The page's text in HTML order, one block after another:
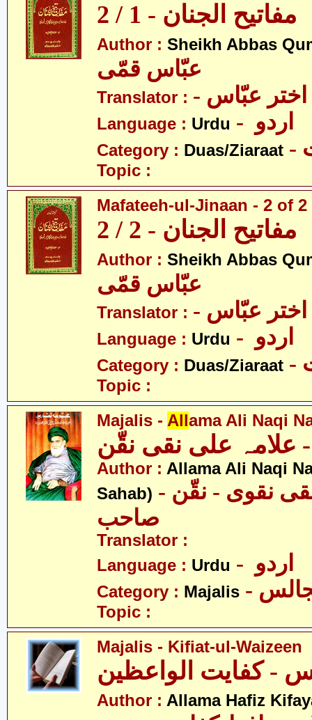
مفاتیح الجنان - 1 / 2
Author : Sheikh Abbas
عبّاس قمّی
Translator : اختر عبّاس
Language : Urdu
Category : Duas/Ziaraat
Topic :
Mafateeh-ul-Jinaan - 2 of 2
مفاتیح الجنان - 2 / 2
Author : Sheikh Abbas
عبّاس قمّی
Translator : اختر عبّاس
Language : Urdu
Category : Duas/Ziaraat
Topic :
Majalis - Allama Ali Naqi
علی نقی نقّن
Author : Allama Ali Naqi
Sahab) - علامہ علی نقی نقوی - نقّن
صاحب
Translator :
Language : Urdu
Category : Majalis
Topic :
Majalis - Kifiat-ul-Waizeen
Author : Allama Hafiz